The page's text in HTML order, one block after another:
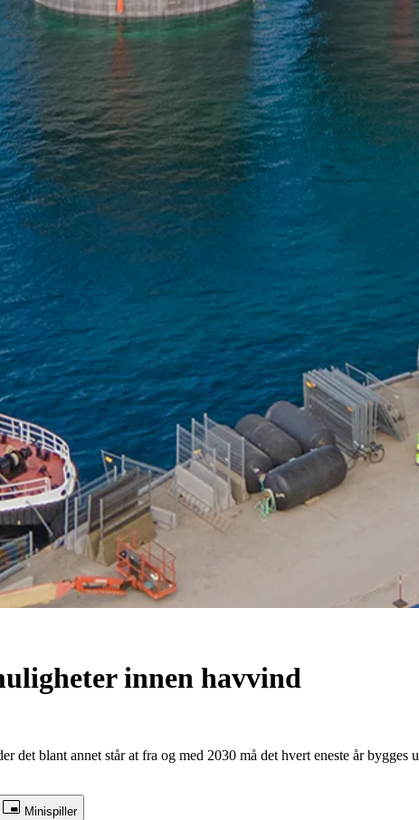
innen havvind
det blant annet står at fra og med 2030 må det hvert eneste år
Minispiller